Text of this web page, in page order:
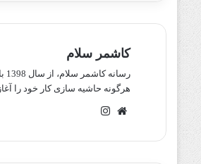
کاشمر سلام
هرگونه حاشیه سازی کار خود را
وبسایت